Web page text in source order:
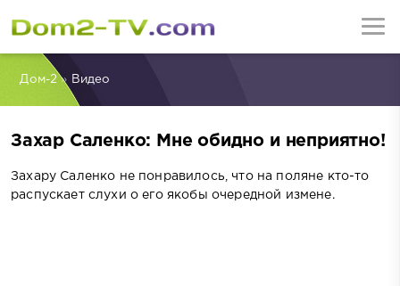
Дом-2» Видео
Захар Саленко: Мне обидно и неприятно!
Захару Саленко не понравилось, что на поляне кто-то
распускает слухи о его якобы очередной измене.